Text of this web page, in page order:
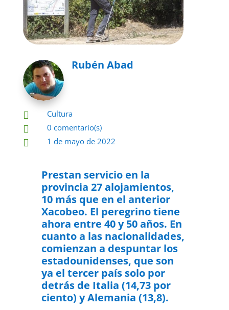
Rubén Abad
 Cultura
 0 comentario(s)
 1 de mayo de 2022
Prestan servicio en la
provincia 27 alojamientos,
10 más que en el anterior
Xacobeo. El peregrino tiene
ahora entre 40 y 50 años. En
cuanto a las nacionalidades,
comienzan a despuntar los
estadounidenses, que son
ya el tercer país solo por
detrás de Italia (14,73 por
ciento) y Alemania (13,8).